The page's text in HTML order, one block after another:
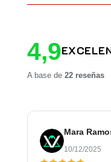
4,9
A base de 22 reseñas
Mara
10/12/2025